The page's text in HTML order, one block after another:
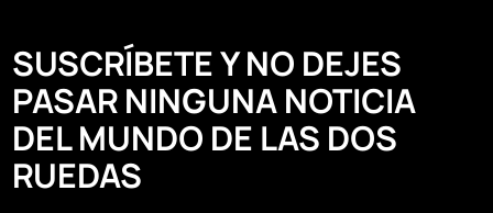
SUSCRÍBETE Y NO DEJES
PASAR NINGUNA NOTICIA
DEL MUNDO DE LAS DOS
RUEDAS